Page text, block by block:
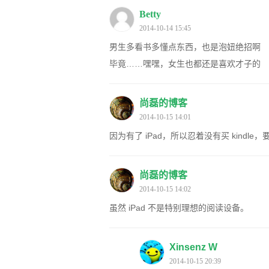
Betty
2014-10-14 15:45
男生多看书多懂点东西，也是泡妞绝招啊
毕竟……嘿嘿，女生也都还是喜欢才子的
尚磊的博客
2014-10-15 14:01
因为有了 iPad，所以忍着没有买 kindle，
尚磊的博客
2014-10-15 14:02
虽然 iPad 不是特别理想的阅读设备。
Xinsenz W
2014-10-15 20:39